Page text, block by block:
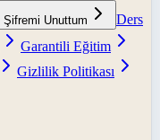
Şifremi Unuttum
Ders
Garantili Eğitim
Gizlilik Politikası